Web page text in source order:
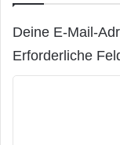
Deine E-Mail-
Erforderliche